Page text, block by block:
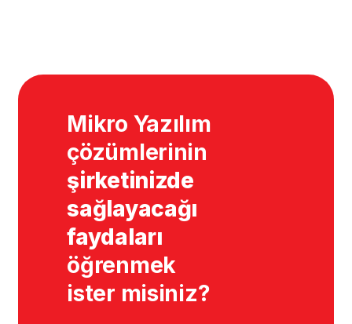
Mikro Yazılım
çözümlerinin
şirketinizde
sağlayacağı
faydaları
öğrenmek
ister misiniz?